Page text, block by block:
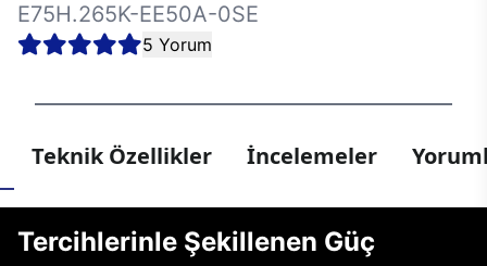
E75H.265K-EE50A-0SE
5 Yorum
Teknik Özellikler İncelemeler
Tercihlerinle Şekillenen Güç